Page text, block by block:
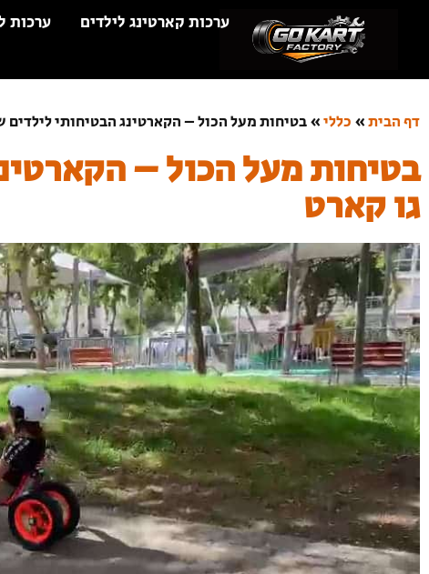
ערכות קארטינג לילדים ערכות
דף הבית» כללי»בטיחות מעל הכול – הקארטינג הבטיחותי לילדים
בטיחות מעל הכול –
גו קארט